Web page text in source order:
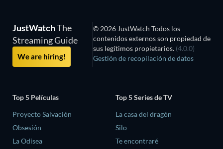
JustWatchThe
Streaming Guide
We are hiring!
© 2026 JustWatch Todos los
contenidos externos son propiedad de
sus legítimos propietarios. (4.0.0)
Gestión de recopilación de datos
Top 5 Películas
Proyecto Salvación
Obsesión
La Odisea
Top 5 Series de TV
La casa del dragón
Silo
Te encontraré